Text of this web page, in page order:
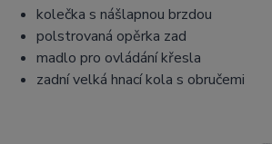
kolečka s nášlapnou brzdou
polstrovaná opěrka zad
madlo pro ovládání křesla
zadní velká hnací kola s obručemi